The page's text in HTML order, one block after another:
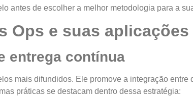
antes de escolher a melhor metodologia para a
Ops e suas aplicações
entrega contínua
mais difundidos. Ele promove a integração
práticas se destacam dentro dessa estratégia: